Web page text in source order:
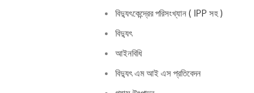
বিদ্যুৎকেন্দ্রের পরিসংখ্যান ( IPP সহ )
বিদ্যুৎ
আইনবিধি
বিদ্যুৎ এম আই এস প্রতিবেদন